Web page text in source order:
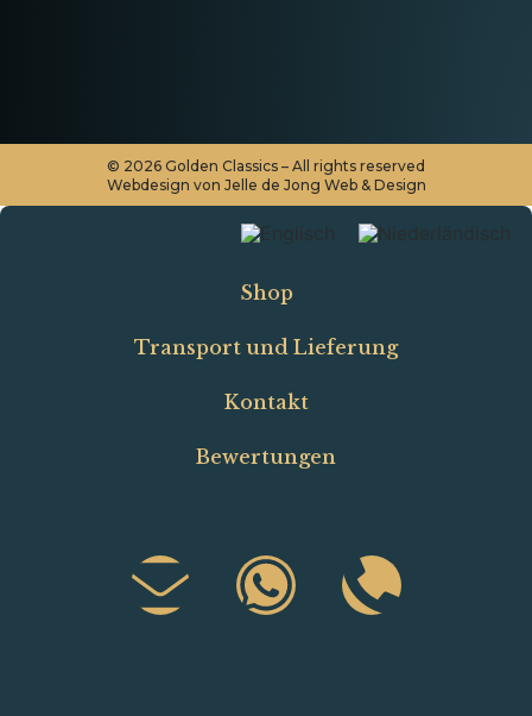
© 2026 Golden Classics – All rights reserved
Webdesign von Jelle de Jong Web & Design
Shop
Transport und Lieferung
Kontakt
Bewertungen